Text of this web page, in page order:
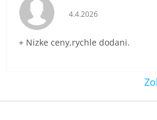
Hodnocení obchodu
4.4.2026
+ Nizke ceny,rychle dodani.
Z